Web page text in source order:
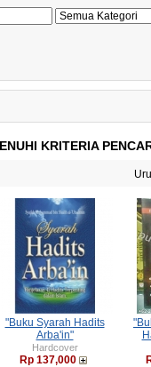
KRITERIA
"Buku Syarah Hadits
Arba'in"
Hardcover
Rp 137,000